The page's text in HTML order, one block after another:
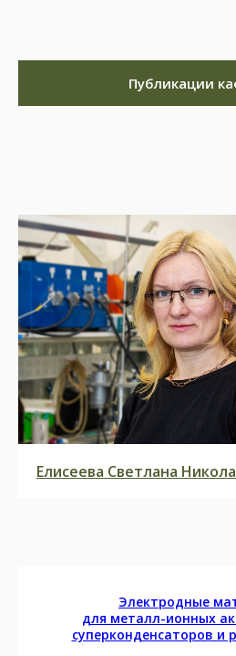
Публикации
Елисеева Светлана
Электродные
для металл-ионных
суперконденсаторов и